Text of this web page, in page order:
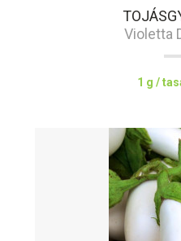
Violetta
1 g /